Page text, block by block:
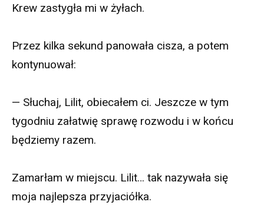
Krew zastygła mi w żyłach.
Przez kilka sekund panowała cisza, a potem
kontynuował:
— Słuchaj, Lilit, obiecałem ci. Jeszcze w tym
tygodniu załatwię sprawę rozwodu i w końcu
będziemy razem.
Zamarłam w miejscu. Lilit… tak nazywała się
moja najlepsza przyjaciółka.